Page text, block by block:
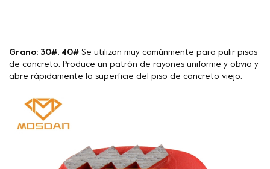
Grano: 30#, 40# Se utilizan muy comúnmente para pulir pisos
de concreto. Produce un patrón de rayones uniforme y obvio y
abre rápidamente la superficie del piso de concreto viejo.